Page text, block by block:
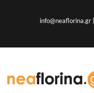
info@neaflorina.gr